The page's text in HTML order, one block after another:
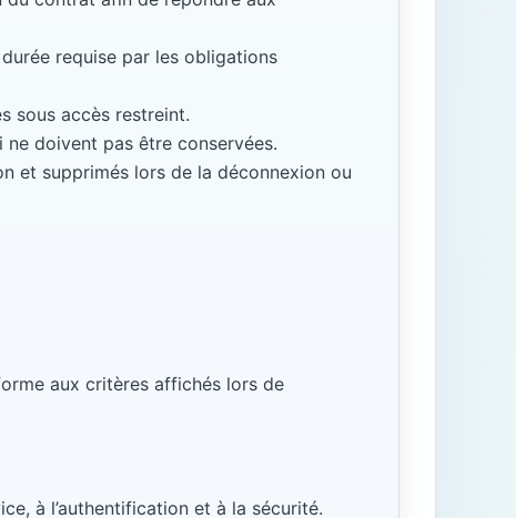
requise par les obligations
sous accès restreint.
doivent pas être conservées.
et supprimés lors de la déconnexion ou
aux critères affichés lors de
à l’authentification et à la sécurité.